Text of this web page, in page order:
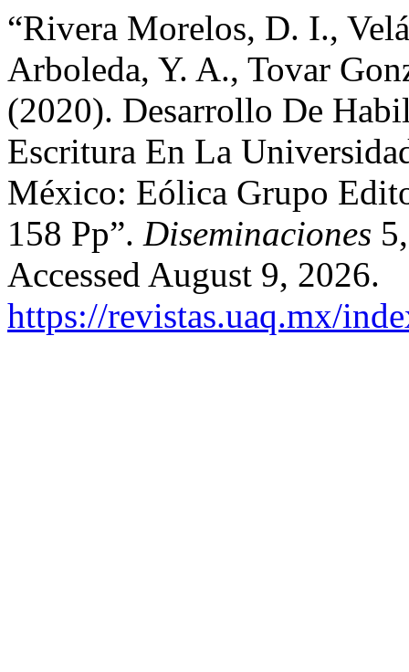
“Rivera Morelos, D. I.,
Arboleda, Y. A., Tovar
(2020). Desarrollo De
Escritura En La
México: Eólica Grupo
158 Pp”. Diseminaciones
Accessed August 9, 2026.
https://revistas.uaq.mx/